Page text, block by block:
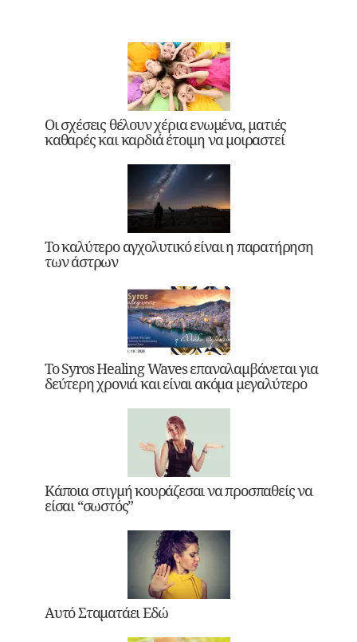
Οι σχέσεις θέλουν χέρια ενωμένα, ματιές
καθαρές και καρδιά έτοιμη να μοιραστεί
Το καλύτερο αγχολυτικό είναι η παρατήρηση
των άστρων
Το Syros Healing Waves επαναλαμβάνεται για
δεύτερη χρονιά και είναι ακόμα μεγαλύτερο
Κάποια στιγμή κουράζεσαι να προσπαθείς να
είσαι “σωστός”
Αυτό Σταματάει Εδώ